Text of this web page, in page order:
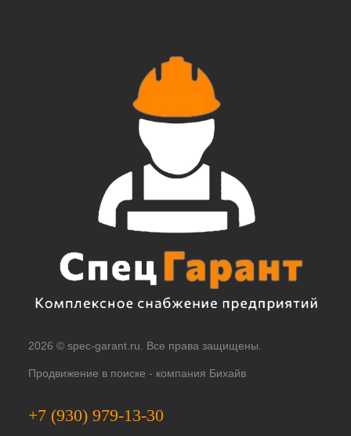
2026 © spec-garant.ru. Все права защищены.
Продвижение в поиске - компания Бихайв
+7 (930) 979-13-30